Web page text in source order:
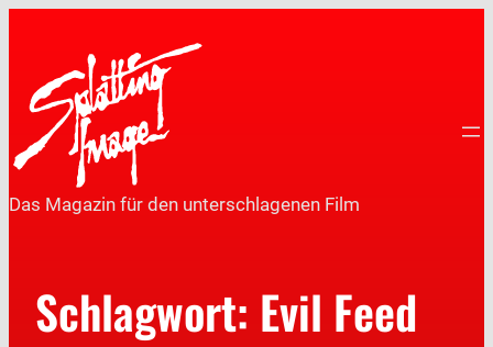
Das Magazin für den unterschlagenen Film
Schlagwort: Evil Feed